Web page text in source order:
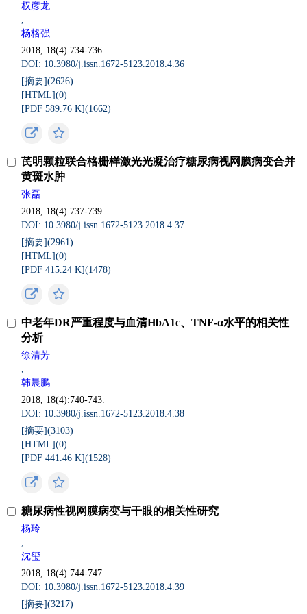
权彦龙
,
杨格强
2018, 18(4):734-736.
DOI: 10.3980/j.issn.1672-5123.2018.4.36
[摘要](2626)
[HTML](0)
[PDF 589.76 K](1662)
芪明颗粒联合格栅样激光光凝治疗糖尿病视网膜病变合并
黄斑水肿
张磊
2018, 18(4):737-739.
DOI: 10.3980/j.issn.1672-5123.2018.4.37
[摘要](2961)
[HTML](0)
[PDF 415.24 K](1478)
中老年DR严重程度与血清HbA1c、TNF-α水平的相关性
分析
徐清芳
,
韩晨鹏
2018, 18(4):740-743.
DOI: 10.3980/j.issn.1672-5123.2018.4.38
[摘要](3103)
[HTML](0)
[PDF 441.46 K](1528)
糖尿病性视网膜病变与干眼的相关性研究
杨玲
,
沈玺
2018, 18(4):744-747.
DOI: 10.3980/j.issn.1672-5123.2018.4.39
[摘要](3217)